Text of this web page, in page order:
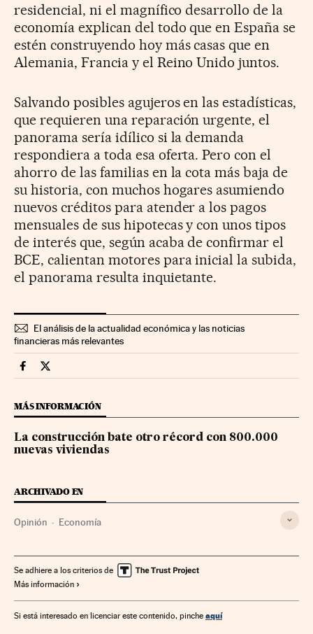
residencial, ni el magnífico desarrollo de la
economía explican del todo que en España se
estén construyendo hoy más casas que en
Alemania, Francia y el Reino Unido juntos.
Salvando posibles agujeros en las estadísticas,
que requieren una reparación urgente, el
panorama sería idílico si la demanda
respondiera a toda esa oferta. Pero con el
ahorro de las familias en la cota más baja de
su historia, con muchos hogares asumiendo
nuevos créditos para atender a los pagos
mensuales de sus hipotecas y con unos tipos
de interés que, según acaba de confirmar el
BCE, calientan motores para inicial la subida,
el panorama resulta inquietante.
El análisis de la actualidad económica y las noticias
financieras más relevantes
Economia Cinco Días en Facebook
Economia Cinco Días en Twitter
MÁS INFORMACIÓN
La construcción bate otro récord con 800.000
nuevas viviendas
ARCHIVADO EN
Opinión Economía
Se adhiere a los criterios de
Más información
Si está interesado en licenciar este contenido, pinche aquí